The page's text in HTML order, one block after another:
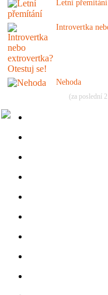
Letní přemítání
Introvertka
Nehoda
(za poslední